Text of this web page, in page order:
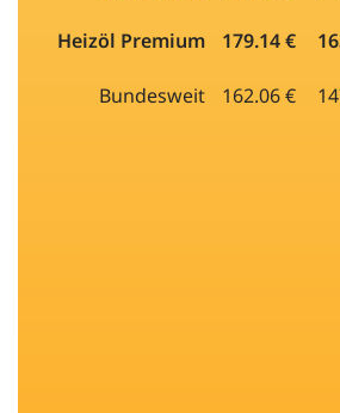
Heizöl Premium 179.14 €
Bundesweit 162.06 €